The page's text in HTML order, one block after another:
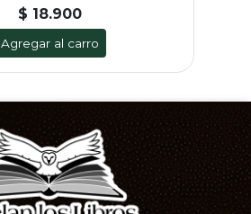
$ 18.900
Agregar al carro